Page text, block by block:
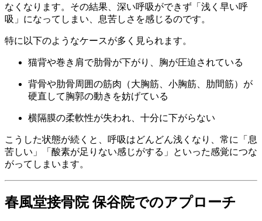
なくなります。その結果、深い呼吸ができず「浅く早い呼
吸」になってしまい、息苦しさを感じるのです。
特に以下のようなケースが多く見られます。
猫背や巻き肩で肋骨が下がり、胸が圧迫されている
背骨や肋骨周囲の筋肉（大胸筋、小胸筋、肋間筋）が
硬直して胸郭の動きを妨げている
横隔膜の柔軟性が失われ、十分に下がらない
こうした状態が続くと、呼吸はどんどん浅くなり、常に「息
苦しい」「酸素が足りない感じがする」といった感覚につな
がってしまいます。
春風堂接骨院 保谷院でのアプローチ